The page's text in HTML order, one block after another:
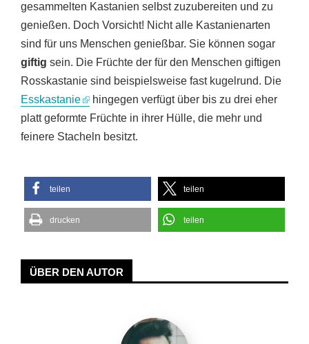
gesammelten Kastanien selbst zuzubereiten und zu
genießen. Doch Vorsicht! Nicht alle Kastanienarten
sind für uns Menschen genießbar. Sie können sogar
giftig sein. Die Früchte der für den Menschen giftigen
Rosskastanie sind beispielsweise fast kugelrund. Die
Esskastanie
hingegen verfügt über bis zu drei eher
platt geformte Früchte in ihrer Hülle, die mehr und
feinere Stacheln besitzt.
teilen teilen
drucken teilen
ÜBER DEN AUTOR